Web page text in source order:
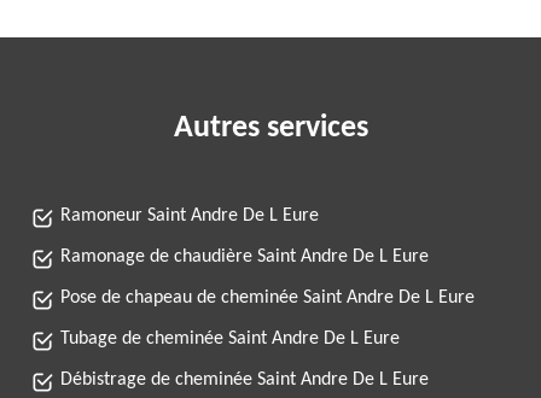
Autres services
Ramoneur Saint Andre De L Eure
Ramonage de chaudière Saint Andre De L Eure
Pose de chapeau de cheminée Saint Andre De L Eure
Tubage de cheminée Saint Andre De L Eure
Débistrage de cheminée Saint Andre De L Eure